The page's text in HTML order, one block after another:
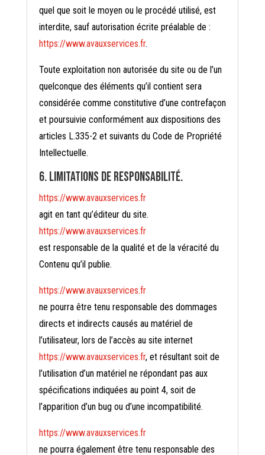
quel que soit le moyen ou le procédé utilisé, est
interdite, sauf autorisation écrite préalable de :
https://www.avauxservices.fr.
Toute exploitation non autorisée du site ou de l’un
quelconque des éléments qu’il contient sera
considérée comme constitutive d’une contrefaçon
et poursuivie conformément aux dispositions des
articles L.335-2 et suivants du Code de Propriété
Intellectuelle.
6. Limitations de responsabilité.
https://www.avauxservices.fr
agit en tant qu’éditeur du site.
https://www.avauxservices.fr
est responsable de la qualité et de la véracité du
Contenu qu’il publie.
https://www.avauxservices.fr
ne pourra être tenu responsable des dommages
directs et indirects causés au matériel de
l’utilisateur, lors de l’accès au site internet
https://www.avauxservices.fr, et résultant soit de
l’utilisation d’un matériel ne répondant pas aux
spécifications indiquées au point 4, soit de
l’apparition d’un bug ou d’une incompatibilité.
https://www.avauxservices.fr
ne pourra également être tenu responsable des